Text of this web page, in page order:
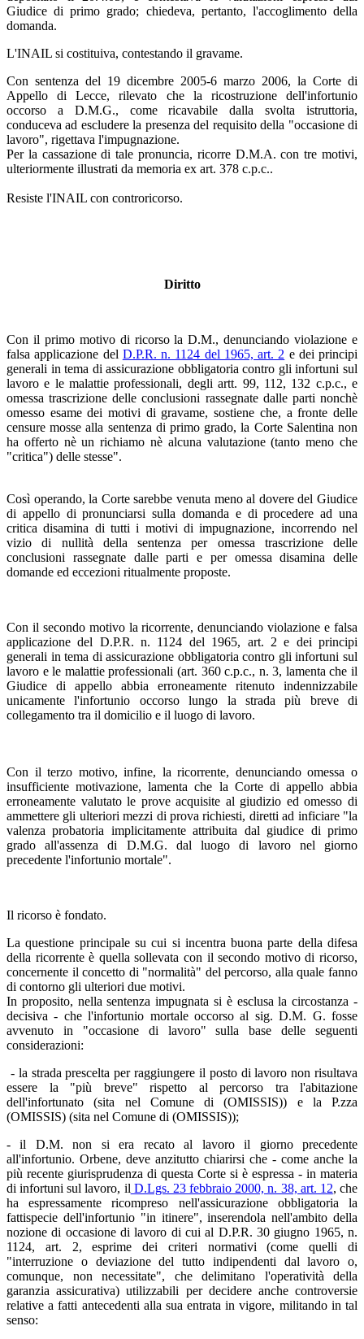
Giudice di primo grado; chiedeva, pertanto, l'accoglimento della
domanda.
L'INAIL si costituiva, contestando il gravame.
Con sentenza del 19 dicembre 2005-6 marzo 2006, la Corte di
Appello di Lecce, rilevato che la ricostruzione dell'infortunio
occorso a D.M.G., come ricavabile dalla svolta istruttoria,
conduceva ad escludere la presenza del requisito della "occasione di
lavoro", rigettava l'impugnazione.
Per la cassazione di tale pronuncia, ricorre D.M.A. con tre motivi,
ulteriormente illustrati da memoria ex art. 378 c.p.c..
Resiste l'INAIL con controricorso.
Diritto
Con il primo motivo di ricorso la D.M., denunciando violazione e
falsa applicazione del D.P.R. n. 1124 del 1965, art. 2 e dei principi
generali in tema di assicurazione obbligatoria contro gli infortuni sul
lavoro e le malattie professionali, degli artt. 99, 112, 132 c.p.c., e
omessa trascrizione delle conclusioni rassegnate dalle parti nonchè
omesso esame dei motivi di gravame, sostiene che, a fronte delle
censure mosse alla sentenza di primo grado, la Corte Salentina non
ha offerto nè un richiamo nè alcuna valutazione (tanto meno che
"critica") delle stesse".
Così operando, la Corte sarebbe venuta meno al dovere del Giudice
di appello di pronunciarsi sulla domanda e di procedere ad una
critica disamina di tutti i motivi di impugnazione, incorrendo nel
vizio di nullità della sentenza per omessa trascrizione delle
conclusioni rassegnate dalle parti e per omessa disamina delle
domande ed eccezioni ritualmente proposte.
Con il secondo motivo la ricorrente, denunciando violazione e falsa
applicazione del D.P.R. n. 1124 del 1965, art. 2 e dei principi
generali in tema di assicurazione obbligatoria contro gli infortuni sul
lavoro e le malattie professionali (art. 360 c.p.c., n. 3, lamenta che il
Giudice di appello abbia erroneamente ritenuto indennizzabile
unicamente l'infortunio occorso lungo la strada più breve di
collegamento tra il domicilio e il luogo di lavoro.
Con il terzo motivo, infine, la ricorrente, denunciando omessa o
insufficiente motivazione, lamenta che la Corte di appello abbia
erroneamente valutato le prove acquisite al giudizio ed omesso di
ammettere gli ulteriori mezzi di prova richiesti, diretti ad inficiare "la
valenza probatoria implicitamente attribuita dal giudice di primo
grado all'assenza di D.M.G. dal luogo di lavoro nel giorno
precedente l'infortunio mortale".
Il ricorso è fondato.
La questione principale su cui si incentra buona parte della difesa
della ricorrente è quella sollevata con il secondo motivo di ricorso,
concernente il concetto di "normalità" del percorso, alla quale fanno
di contorno gli ulteriori due motivi.
In proposito, nella sentenza impugnata si è esclusa la circostanza -
decisiva - che l'infortunio mortale occorso al sig. D.M. G. fosse
avvenuto in "occasione di lavoro" sulla base delle seguenti
considerazioni:
- la strada prescelta per raggiungere il posto di lavoro non risultava
essere la "più breve" rispetto al percorso tra l'abitazione
dell'infortunato (sita nel Comune di (OMISSIS)) e la P.zza
(OMISSIS) (sita nel Comune di (OMISSIS));
- il D.M. non si era recato al lavoro il giorno precedente
all'infortunio. Orbene, deve anzitutto chiarirsi che - come anche la
più recente giurisprudenza di questa Corte si è espressa - in materia
di infortuni sul lavoro, il D.Lgs. 23 febbraio 2000, n. 38, art. 12, che
ha espressamente ricompreso nell'assicurazione obbligatoria la
fattispecie dell'infortunio "in itinere", inserendola nell'ambito della
nozione di occasione di lavoro di cui al D.P.R. 30 giugno 1965, n.
1124, art. 2, esprime dei criteri normativi (come quelli di
"interruzione o deviazione del tutto indipendenti dal lavoro o,
comunque, non necessitate", che delimitano l'operatività della
garanzia assicurativa) utilizzabili per decidere anche controversie
relative a fatti antecedenti alla sua entrata in vigore, militando in tal
senso: